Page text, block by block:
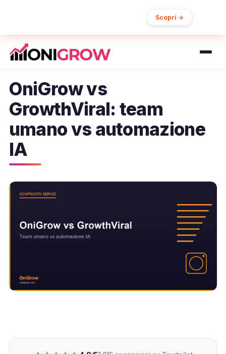
Scopri →
OniGrow vs
GrowthViral: team
umano vs automazione
IA